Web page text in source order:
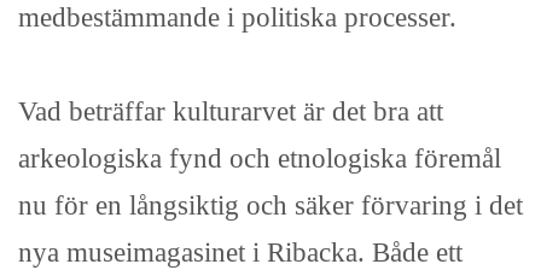
medbestämmande i politiska processer.
Vad beträffar kulturarvet är det bra att
arkeologiska fynd och etnologiska föremål
nu för en långsiktig och säker förvaring i det
nya museimagasinet i Ribacka. Både ett